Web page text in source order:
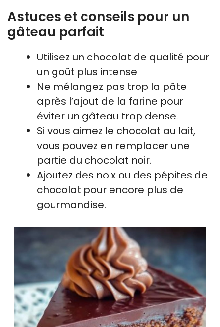
Astuces et conseils pour un
gâteau parfait
Utilisez un chocolat de qualité pour
un goût plus intense.
Ne mélangez pas trop la pâte
après l’ajout de la farine pour
éviter un gâteau trop dense.
Si vous aimez le chocolat au lait,
vous pouvez en remplacer une
partie du chocolat noir.
Ajoutez des noix ou des pépites de
chocolat pour encore plus de
gourmandise.